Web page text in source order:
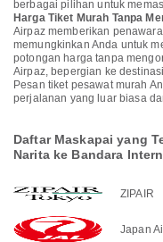
berbagai pilihan untuk
Harga Tiket Murah Tanpa
Airpaz memberikan
memungkinkan Anda untuk
potongan harga tanpa
Airpaz, bepergian ke
Pesan tiket pesawat murah
perjalanan yang luar biasa
Daftar Maskapai yang
Narita ke Bandara
ZIPAIR
Japan